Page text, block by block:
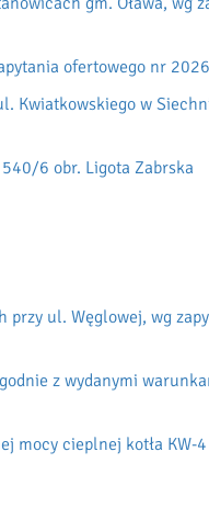
ofertowego nr
Kwiatkowskiego w
6 obr. Ligota Zabrska
ul. Węglowej, wg
z wydanymi
mocy cieplnej kotła KW-